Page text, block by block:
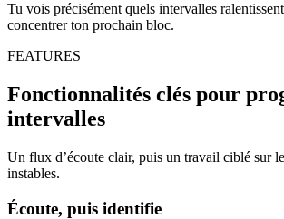
Tu vois précisément quels intervalles
concentrer ton prochain bloc.
FEATURES
Fonctionnalités clés pour
intervalles
Un flux d’écoute clair, puis un travail ciblé sur
instables.
Écoute, puis identifie